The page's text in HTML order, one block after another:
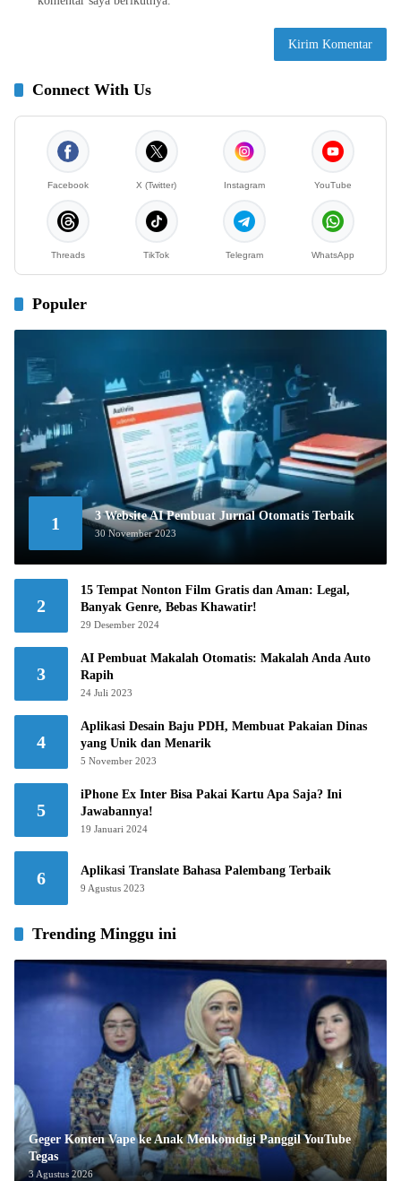
Connect With Us
Facebook X (Twitter) Instagram YouTube
Threads TikTok Telegram WhatsApp
Populer
1 3 Website AI Pembuat Jurnal Otomatis Terbaik
30 November 2023
2
15 Tempat Nonton Film Gratis dan Aman: Legal,
Banyak Genre, Bebas Khawatir!
29 Desember 2024
3
AI Pembuat Makalah Otomatis: Makalah Anda Auto
Rapih
24 Juli 2023
4
Aplikasi Desain Baju PDH, Membuat Pakaian Dinas
yang Unik dan Menarik
5 November 2023
5
iPhone Ex Inter Bisa Pakai Kartu Apa Saja? Ini
Jawabannya!
19 Januari 2024
6 Aplikasi Translate Bahasa Palembang Terbaik
9 Agustus 2023
Trending Minggu ini
Geger Konten Vape ke Anak Menkomdigi Panggil YouTube
Tegas
3 Agustus 2026